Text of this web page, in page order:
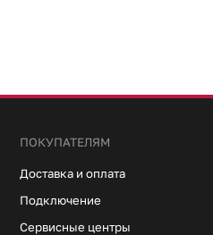
ПОКУПАТЕЛЯМ
Доставка и оплата
Подключение
Сервисные центры